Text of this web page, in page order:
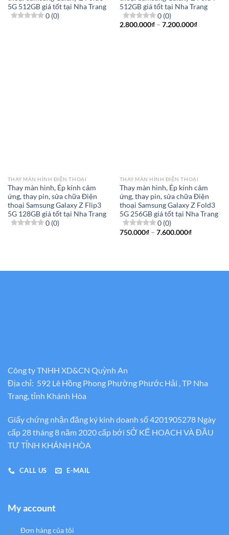
5G 512GB giá tốt tại Nha Trang
0 (0)
512GB giá tốt tại Nha Trang
0 (0)
2.800.000₫ – 7.200.000₫Khoảng
THAY MÀN HÌNH ĐIỆN THOẠI
Thay màn hình, Ép kính cảm
ứng, thay pin, sửa chữa Điện
thoại Samsung Galaxy Z Flip3
5G 128GB giá tốt tại Nha Trang
0 (0)
THAY MÀN HÌNH ĐIỆN THOẠI
Thay màn hình, Ép kính cảm
ứng, thay pin, sửa chữa Điện
thoại Samsung Galaxy Z Fold3
5G 256GB giá tốt tại Nha Trang
0 (0)
750.000₫ – 7.600.000₫Khoảng
Công ty TNHH XD&CN Quỳnh An
Địa chỉ: 592 Lê Hồng Phong Phường Phước Hải , TP Nha
Trang, tỉnh Khánh Hòa
Giấy chứng nhận đăng ký kinh doanh số 4201905278 Ngày
cấp 28 tháng 8 năm 2020 cấp bới SỞ KẾ HOẠCH VÀ ĐẦU
TƯ TỈNH KHÁNH HÒA
CALL US E-MAIL
My account
Đơn hàng của tôi